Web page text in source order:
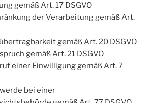
gemäß Art. 17 DSGVO
der Verarbeitung gemäß Art.
gemäß Art. 20 DSGVO
gemäß Art. 21 DSGVO
einer Einwilligung gemäß Art. 7
bei einer